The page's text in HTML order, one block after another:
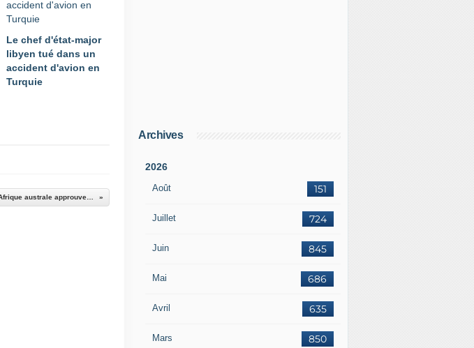
Le chef d'état-major
libyen tué dans un
accident d'avion en
Turquie
Les États d'Afrique australe approuvent l'envoi de troupes au Mozambique
Archives
2026
Août 151
Juillet 724
Juin 845
Mai 686
Avril 635
Mars 850